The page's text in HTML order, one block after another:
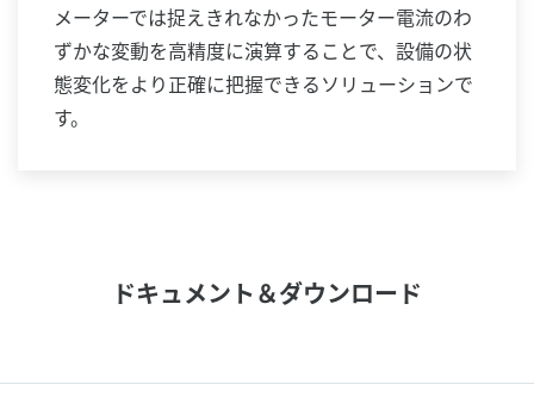
メーターでは捉えきれなかったモーター電流のわ
ずかな変動を高精度に演算することで、設備の状
態変化をより正確に把握できるソリューションで
す。
ドキュメント＆ダウンロード